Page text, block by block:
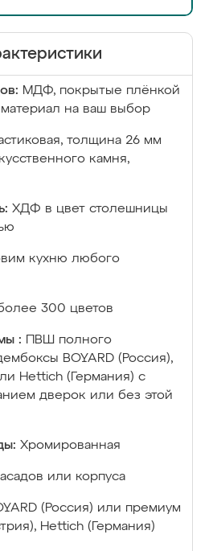
МДФ, покрытые плёнкой
на ваш выбор
толщина 26 мм
камня,
ХДФ в цвет столешницы
кухню любого
300 цветов
:
ПВШ полного
BOYARD (Россия),
Hettich (Германия) с
дверок или без этой
Хромированная
или корпуса
(Россия) или премиум
Hettich (Германия)